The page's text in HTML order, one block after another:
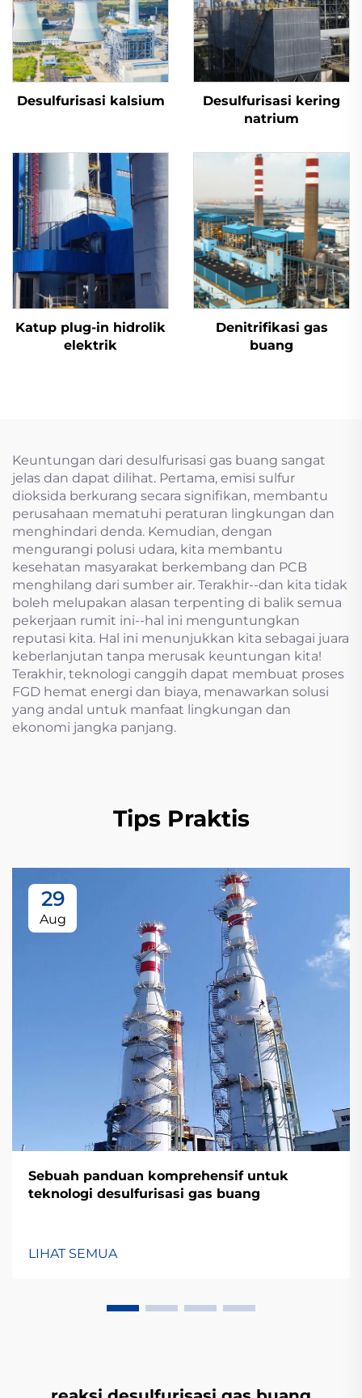
Desulfurisasi kalsium
Desulfurisasi kering
natrium
Katup plug-in hidrolik
elektrik
Denitrifikasi gas
buang
Keuntungan dari desulfurisasi gas buang sangat
jelas dan dapat dilihat. Pertama, emisi sulfur
dioksida berkurang secara signifikan, membantu
perusahaan mematuhi peraturan lingkungan dan
menghindari denda. Kemudian, dengan
mengurangi polusi udara, kita membantu
kesehatan masyarakat berkembang dan PCB
menghilang dari sumber air. Terakhir--dan kita tidak
boleh melupakan alasan terpenting di balik semua
pekerjaan rumit ini--hal ini menguntungkan
reputasi kita. Hal ini menunjukkan kita sebagai juara
keberlanjutan tanpa merusak keuntungan kita!
Terakhir, teknologi canggih dapat membuat proses
FGD hemat energi dan biaya, menawarkan solusi
yang andal untuk manfaat lingkungan dan
ekonomi jangka panjang.
Tips Praktis
29
Aug
Sebuah panduan komprehensif untuk
teknologi desulfurisasi gas buang
LIHAT SEMUA